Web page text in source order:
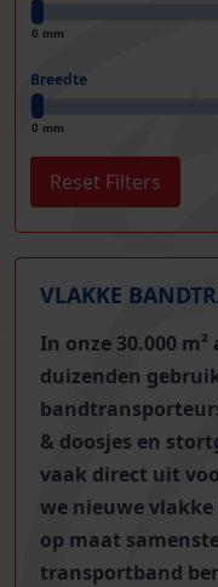
0 mm
Breedte
0 mm
VLAKKE
In onze 30.000
duizenden
& doosjes en
vaak direct uit
we nieuwe
op maat
transportband